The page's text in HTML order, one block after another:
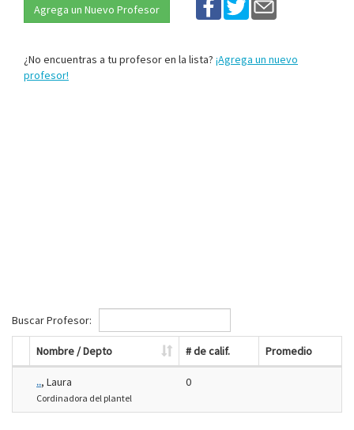
Agrega un Nuevo Profesor
¿No encuentras a tu profesor en la lista? ¡Agrega un nuevo
profesor!
Buscar Profesor:
Nombre / Depto # de calif. Promedio
.., Laura
Cordinadora del plantel
0